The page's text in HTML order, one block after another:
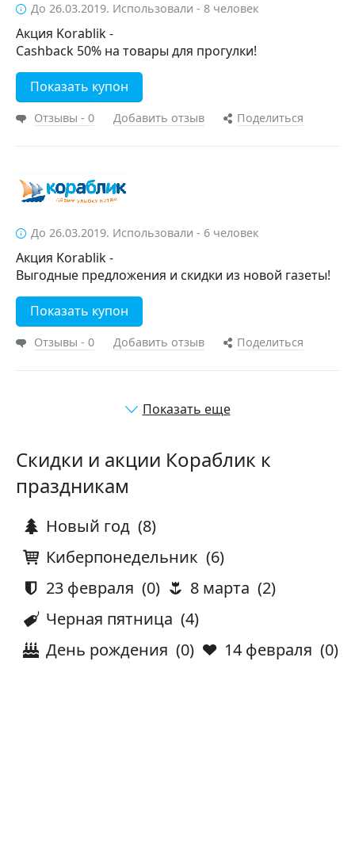
До 26.03.2019. Использовали - 8 человек
Акция Korablik -
Cashback 50% на товары для прогулки!
Показать купон
Отзывы - 0 Добавить отзыв Поделиться
До 26.03.2019. Использовали - 6 человек
Акция Korablik -
Выгодные предложения и скидки из новой газеты!
Показать купон
Отзывы - 0 Добавить отзыв Поделиться
Показать еще
Скидки и акции Кораблик к
праздникам
Новый год (8)
Киберпонедельник (6)
23 февраля (0) 8 марта (2)
Черная пятница (4)
День рождения (0) 14 февраля (0)